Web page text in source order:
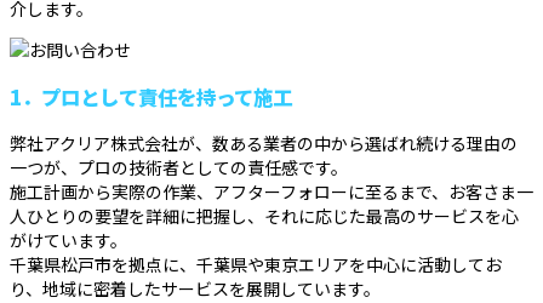
介します。
1．プロとして責任を持って施工
弊社アクリア株式会社が、数ある業者の中から選ばれ続ける理由の
一つが、プロの技術者としての責任感です。
施工計画から実際の作業、アフターフォローに至るまで、お客さま一
人ひとりの要望を詳細に把握し、それに応じた最高のサービスを心
がけています。
千葉県松戸市を拠点に、千葉県や東京エリアを中心に活動してお
り、地域に密着したサービスを展開しています。